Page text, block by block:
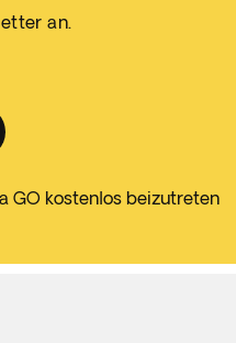
an.
GO kostenlos beizutreten